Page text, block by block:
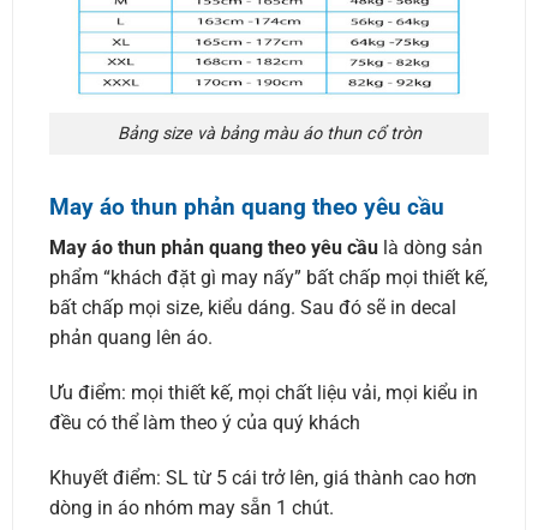
Bảng size và bảng màu áo thun cổ tròn
May áo thun phản quang theo yêu cầu
May áo thun phản quang theo yêu cầulà dòng sản
phẩm “khách đặt gì may nấy” bất chấp mọi thiết kế,
bất chấp mọi size, kiểu dáng. Sau đó sẽ in decal
phản quang lên áo.
Ưu điểm: mọi thiết kế, mọi chất liệu vải, mọi kiểu in
đều có thể làm theo ý của quý khách
Khuyết điểm: SL từ 5 cái trở lên, giá thành cao hơn
dòng in áo nhóm may sẵn 1 chút.